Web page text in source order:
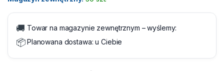
🚚 Towar na magazynie zewnętrznym – wyślemy:
📦Planowana dostawa:u Ciebie